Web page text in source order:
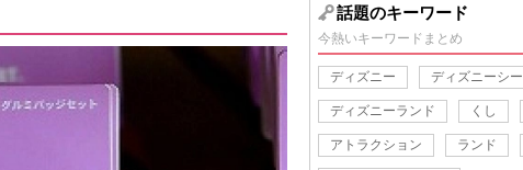
話題のキーワード
今熱いキーワードまとめ
ディズニー ディズニーシー
ディズニーランド くし
アトラクション ランド